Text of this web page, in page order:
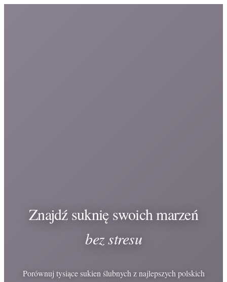
Znajdź suknię swoich marzeń
bez stresu
Porównuj tysiące sukien ślubnych z najlepszych polskich